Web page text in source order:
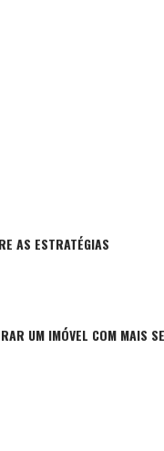
AS ESTRATÉGIAS
UM IMÓVEL COM MAIS